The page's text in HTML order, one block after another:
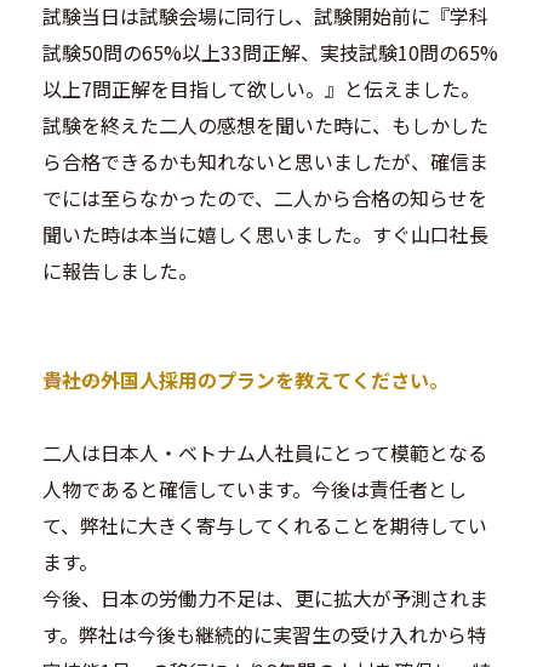
試験当日は試験会場に同行し、試験開始前に『学科
試験50問の65%以上33問正解、実技試験10問の65%
以上7問正解を目指して欲しい。』と伝えました。
試験を終えた二人の感想を聞いた時に、もしかした
ら合格できるかも知れないと思いましたが、確信ま
でには至らなかったので、二人から合格の知らせを
聞いた時は本当に嬉しく思いました。すぐ山口社長
に報告しました。
―――貴社の外国人採用のプランを教えてください。
二人は日本人・ベトナム人社員にとって模範となる
人物であると確信しています。今後は責任者とし
て、弊社に大きく寄与してくれることを期待してい
ます。
今後、日本の労働力不足は、更に拡大が予測されま
す。弊社は今後も継続的に実習生の受け入れから特